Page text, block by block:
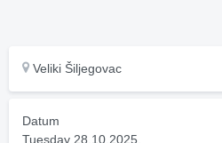
Veliki Šiljegovac
Datum
Tuesday 28.10.2025.